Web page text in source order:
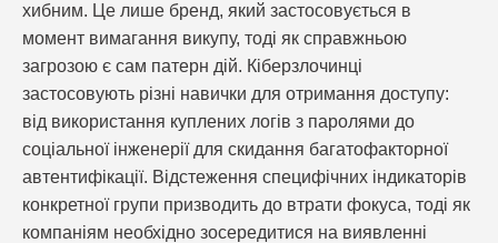
хибним. Це лише бренд, який застосовується в
момент вимагання викупу, тоді як справжньою
загрозою є сам патерн дій. Кіберзлочинці
застосовують різні навички для отримання доступу:
від використання куплених логів з паролями до
соціальної інженерії для скидання багатофакторної
автентифікації. Відстеження специфічних індикаторів
конкретної групи призводить до втрати фокуса, тоді як
компаніям необхідно зосередитися на виявленні